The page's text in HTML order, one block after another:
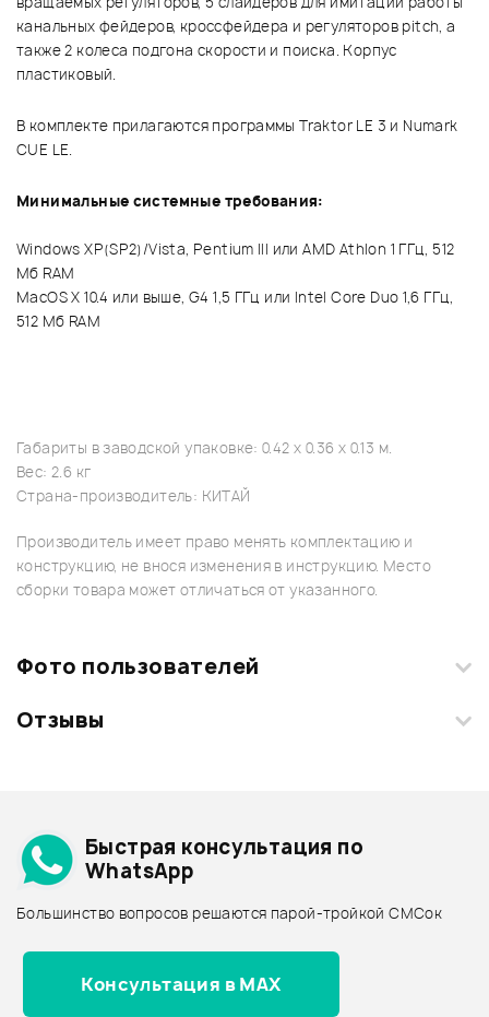
канальных фейдеров, кроссфейдера и регуляторов pitch, а
также 2 колеса подгона скорости и поиска. Корпус
пластиковый.
В комплекте прилагаются программы Traktor LE 3 и Numark
CUE LE.
Минимальные системные требования:
Windows XP(SP2)/Vista, Pentium III или AMD Athlon 1 ГГц, 512
Мб RAM
MacOS X 10.4 или выше, G4 1,5 ГГц или Intel Core Duo 1,6 ГГц,
512 Мб RAM
Габариты в заводской упаковке: 0.42 x 0.36 x 0.13 м.
Вес: 2.6 кг
Страна-производитель: КИТАЙ
Производитель имеет право менять комплектацию и
конструкцию, не внося изменения в инструкцию. Место
сборки товара может отличаться от указанного.
Фото пользователей
Загрузите свои фотографии купленного товара и получите
Отзывы
Архив товаров - дешевле
Архив товаров - дороже
Все товары NUMARK
Архив товаров - новинки
Быстрая консультация по
WhatsApp
Большинство вопросов решаются парой-тройкой СМСок
Консультация в MAX